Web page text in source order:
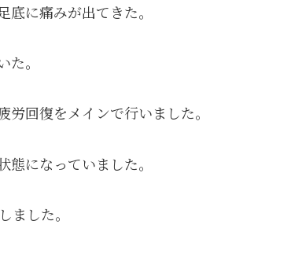
に痛みが出てきた。
。
回復をメインで行いました。
になっていました。
ました。